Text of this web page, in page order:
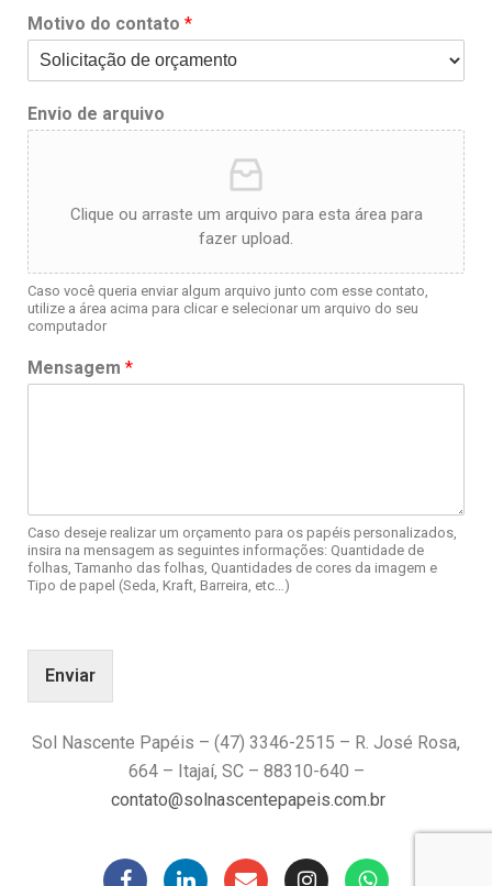
Motivo do contato *
Envio de arquivo
Clique ou arraste um arquivo para esta área para
fazer upload.
Caso você queria enviar algum arquivo junto com esse contato,
utilize a área acima para clicar e selecionar um arquivo do seu
computador
Mensagem *
Caso deseje realizar um orçamento para os papéis personalizados,
insira na mensagem as seguintes informações: Quantidade de
folhas, Tamanho das folhas, Quantidades de cores da imagem e
Tipo de papel (Seda, Kraft, Barreira, etc…)
Enviar
Sol Nascente Papéis – (47) 3346-2515 – R. José Rosa,
664 – Itajaí, SC – 88310-640 –
contato@solnascentepapeis.com.br